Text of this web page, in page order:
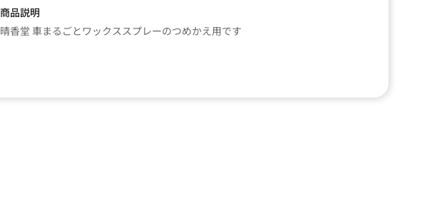
商品説明
晴香堂 車まるごとワックススプレーのつめかえ用です